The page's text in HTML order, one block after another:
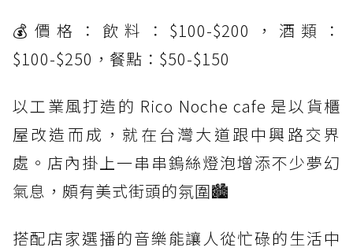
💰價格：飲料：$100-$200，酒類：
$100-$250，餐點：$50-$150
以工業風打造的 Rico Noche cafe 是以貨櫃
屋改造而成，就在台灣大道跟中興路交界
處。店內掛上一串串鎢絲燈泡增添不少夢幻
氣息，頗有美式街頭的氛圍🏙️
搭配店家選播的音樂能讓人從忙碌的生活中